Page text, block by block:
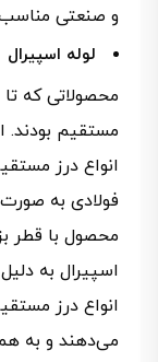
و صنعتی
لوله اسپیرال
محصولاتی که تا
مستقیم بودند.
انواع درز
فولادی به
محصول با قطر
اسپیرال به
انواع درز
می‌دهند و به